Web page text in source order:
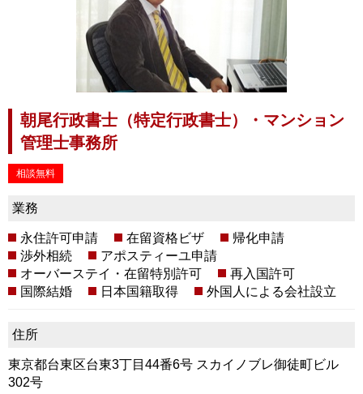
朝尾行政書士（特定行政書士）・マンション
管理士事務所
相談無料
業務
永住許可申請 在留資格ビザ
帰化申請
渉外相続
アポスティーユ申請
オーバーステイ・在留特別許可
再入国許可
国際結婚
日本国籍取得 外国人による会社設立
住所
東京都台東区台東3丁目44番6号 スカイノブレ御徒町ビル
302号